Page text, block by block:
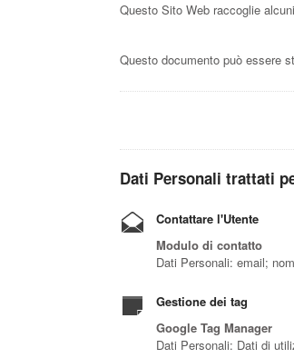
Questo Sito Web raccoglie
Questo documento può essere
Dati Personali trattati
Contattare l'Utente
Modulo di contatto
Dati Personali: email;
Gestione dei tag
Google Tag Manager
Dati Personali: Dati di